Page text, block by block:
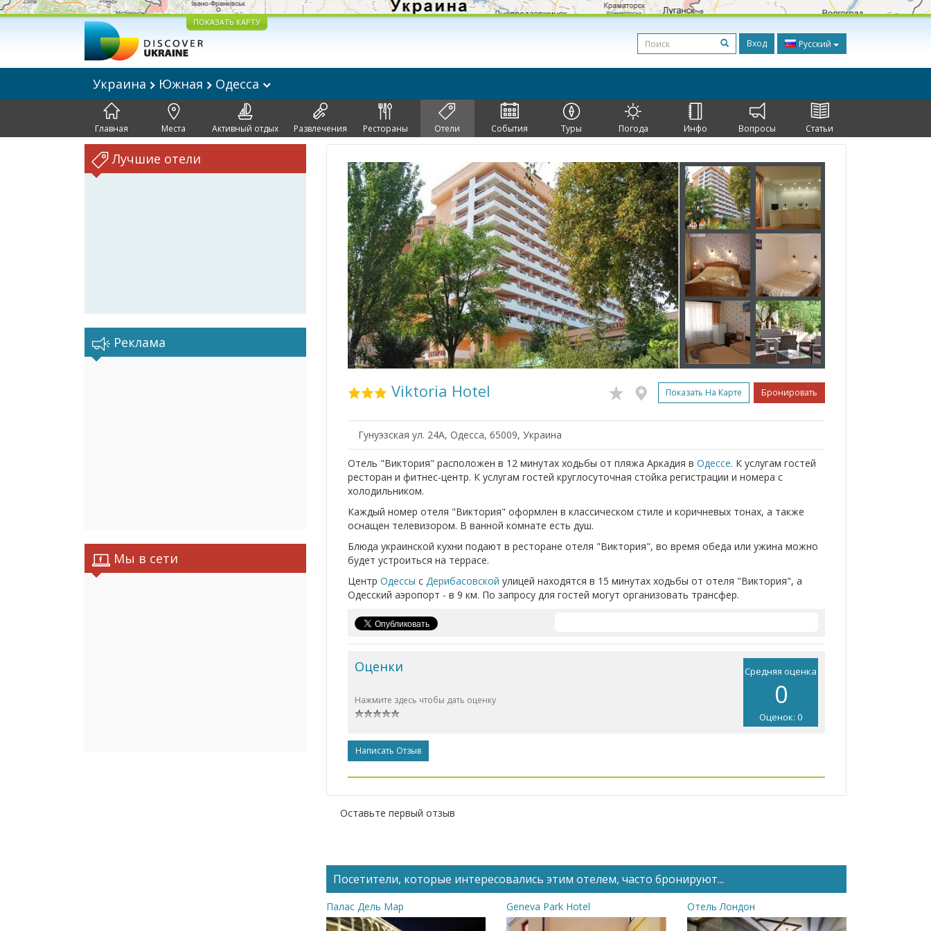
ПОКАЗАТЬ КАРТУ
Вход Русский
Украина Южная Одесса
Главная Места Активный отдых Развлечения Рестораны Отели События Туры Погода Инфо Вопросы Статьи
Лучшие отели
Реклама
Мы в сети
Viktoria Hotel Показать На Карте Бронировать
Гунуэзская ул. 24A, Одесса, 65009, Украина
Отель "Виктория" расположен в 12 минутах ходьбы от пляжа Аркадия в Одессе. К услугам гостей
ресторан и фитнес-центр. К услугам гостей круглосуточная стойка регистрации и номера с
холодильником.
Каждый номер отеля "Виктория" оформлен в классическом стиле и коричневых тонах, а также
оснащен телевизором. В ванной комнате есть душ.
Блюда украинской кухни подают в ресторане отеля "Виктория", во время обеда или ужина можно
будет устроиться на террасе.
Центр Одессы с Дерибасовской улицей находятся в 15 минутах ходьбы от отеля "Виктория", а
Одесский аэропорт - в 9 км. По запросу для гостей могут организовать трансфер.
Средняя оценка
0
Оценок: 0
Оценки
Нажмите здесь чтобы дать оценку
Написать Отзыв
Оставьте первый отзыв
Посетители, которые интересовались этим отелем, часто бронируют...
Палас Дель Мар Geneva Park Hotel Отель Лондон